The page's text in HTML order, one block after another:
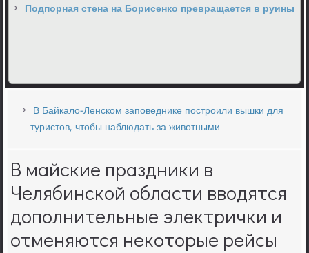
Подпорная стена на Борисенко превращается в руины
В Байкало-Ленском заповеднике построили вышки для
туристов, чтобы наблюдать за животными
В майские праздники в
Челябинской области вводятся
дополнительные электрички и
отменяются некоторые рейсы